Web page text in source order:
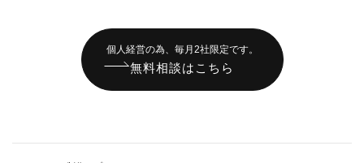
個人経営の為、毎月2社限定です。
無料相談はこちら